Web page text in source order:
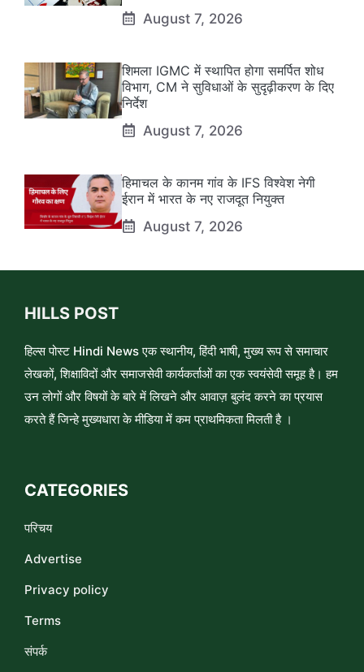
August 7, 2026
शिमला IGMC में स्थापित होगा समर्पित शोध
विभाग, CM ने सुविधाओं के सुदृढ़ीकरण के दिए
निर्देश
August 7, 2026
हिमाचल के कानम गांव के IFS विश्वेश नेगी
ईरान में भारत के नए राजदूत नियुक्त
August 7, 2026
HILLS POST
हिल्स पोस्ट Hindi News एक स्थानीय, हिंदी भाषी, मुख्य रूप से समाचार
लेखकों, शिक्षाविदों और समाजसेवी कार्यकर्ताओं का एक स्वयंसेवी समूह है। हम
उन लोगों और विषयों के बारे में लिखने और आवाज़ बुलंद करने का प्रयास
करते हैं जिन्हे मुख्यधारा के मीडिया में कम प्राथमिकता मिलती है ।
CATEGORIES
परिचय
Advertise
Privacy policy
Terms
संपर्क